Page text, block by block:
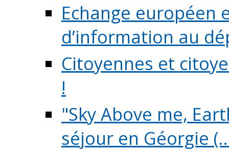
Echange européen
d’information au
Citoyennes et
!
"Sky Above me,
séjour en Géorgie